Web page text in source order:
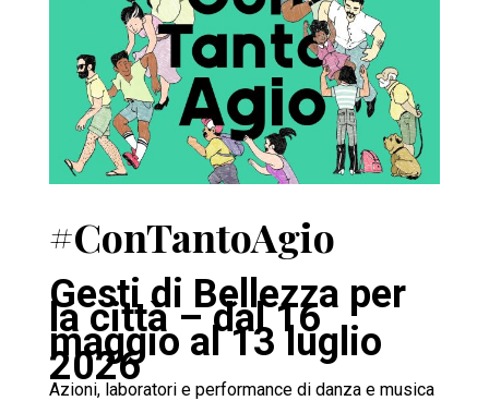
#ConTantoAgio
Gesti di Bellezza per
la città – dal 16
maggio al 13 luglio
2026
Azioni, laboratori e performance di danza e musica